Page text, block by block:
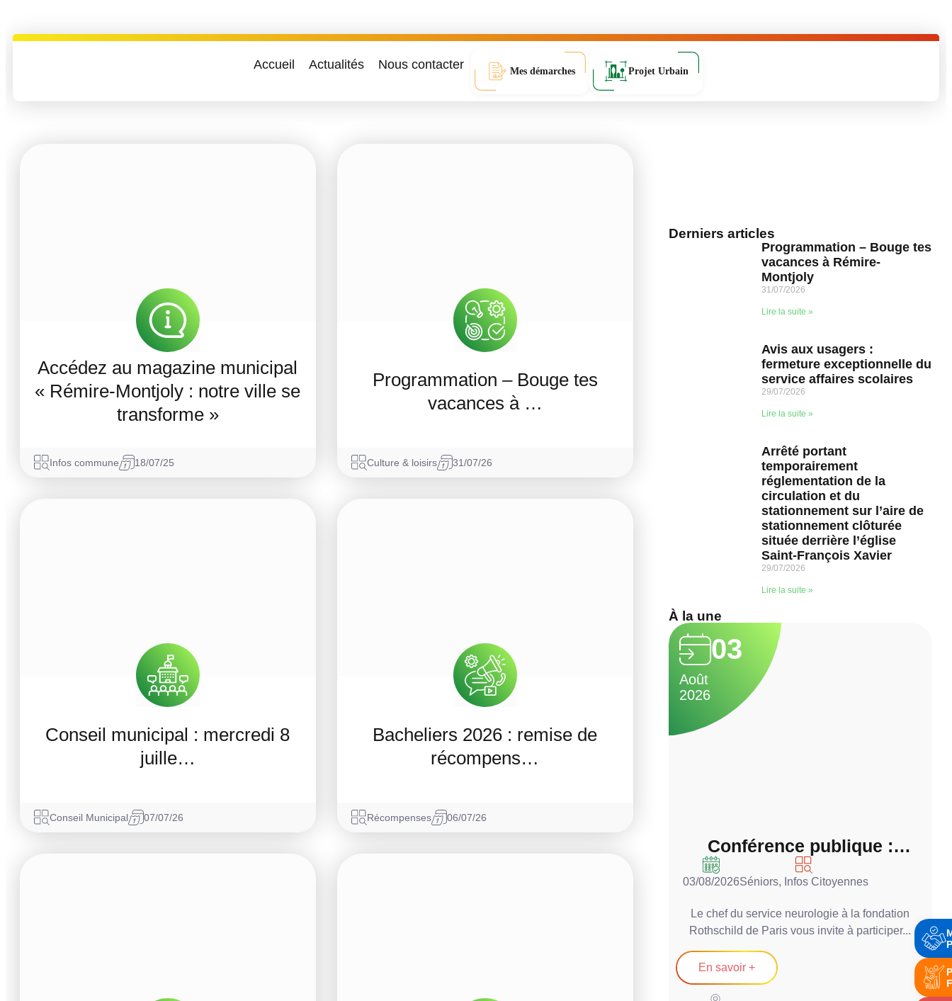
Accueil Actualités Nous contacter Mes démarches Projet Urbain
Accédez au magazine municipal
« Rémire-Montjoly : notre ville se
transforme »
Infos commune 18/07/25
Programmation – Bouge tes
vacances à …
Culture & loisirs 31/07/26
Conseil municipal : mercredi 8
juille…
Conseil Municipal 07/07/26
Bacheliers 2026 : remise de
récompens…
Récompenses 06/07/26
Derniers articles
Programmation – Bouge tes
vacances à Rémire-
Montjoly
31/07/2026
Lire la suite »
Avis aux usagers :
fermeture exceptionnelle du
service affaires scolaires
29/07/2026
Lire la suite »
Arrêté portant
temporairement
réglementation de la
circulation et du
stationnement sur l’aire de
stationnement clôturée
située derrière l’église
Saint-François Xavier
29/07/2026
Lire la suite »
À la une
03
Août
2026
Conférence publique :
Parkinson, bien bouger,
bien manger….. malgré la
maladie
03/08/2026Séniors, Infos Citoyennes
Le chef du service neurologie à la fondation
Rothschild de Paris vous invite à participer...
En savoir +